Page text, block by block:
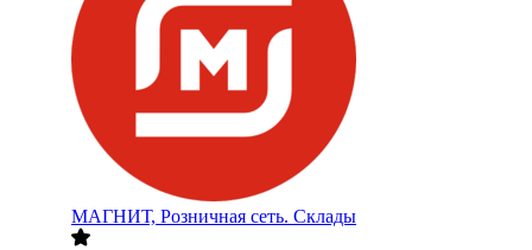
МАГНИТ, Розничная сеть. Склады